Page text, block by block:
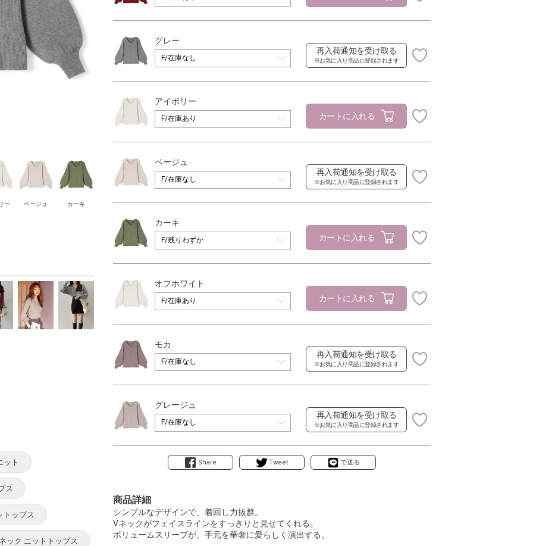
ー ベージュ カーキ
グレー
再入荷通知を受け取る
※お気に入り商品に登録されます
アイボリー
カートに入れる
ベージュ
再入荷通知を受け取る
※お気に入り商品に登録されます
カーキ
カートに入れる
オフホワイト
カートに入れる
モカ
再入荷通知を受け取る
※お気に入り商品に登録されます
グレージュ
再入荷通知を受け取る
※お気に入り商品に登録されます
Share Tweet で送る
商品詳細
シンプルなデザインで、着回し力抜群。
Vネックがフェイスラインをすっきりと見せてくれる。
ボリュームスリーブが、手元を華奢に愛らしく演出する。
ット
ス
トップス
ック ニットトップス